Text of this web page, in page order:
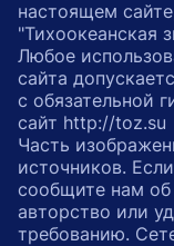
настоящем
"Тихоокеанская
Любое
сайта
с обязательной
сайт http://toz.su
Часть
источников.
сообщите нам
авторство или
требованию.